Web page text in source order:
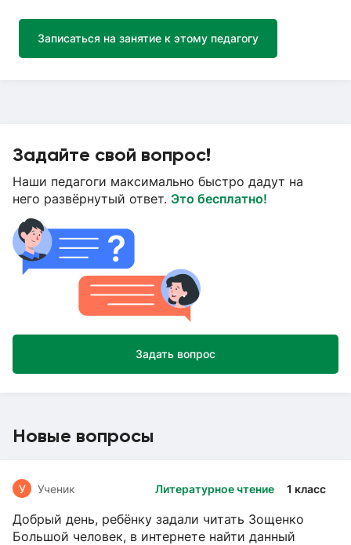
Записаться на занятие к этому педагогу
Задайте свой вопрос!
Наши педагоги максимально быстро дадут на
него развёрнутый ответ. Это бесплатно!
Задать вопрос
Новые вопросы
Литературное чтение 1 класс
У Ученик
Добрый день, ребёнку задали читать Зощенко
Большой человек, в интернете найти данный